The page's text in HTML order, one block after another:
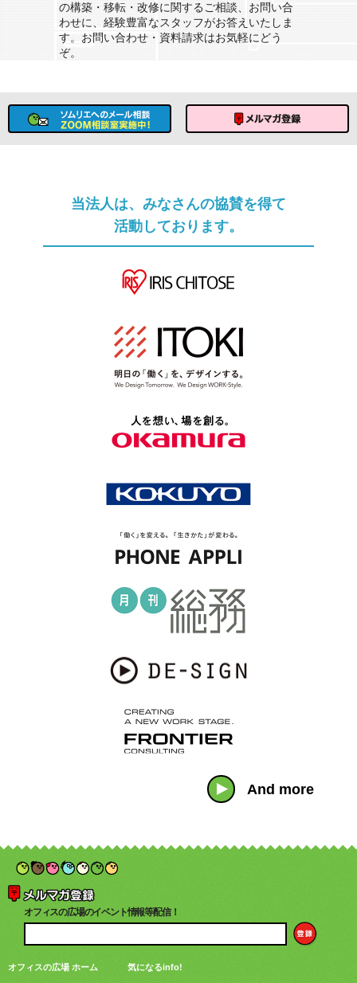
の構築・移転・改修に関するご相談、お問い合
わせに、経験豊富なスタッフがお答えいたしま
す。お問い合わせ・資料請求はお気軽にどう
ぞ。
当法人は、みなさんの協賛を得て
活動しております。
And more
オフィスの広場のイベント情報等配信！
オフィスの広場 ホーム 気になるinfo!